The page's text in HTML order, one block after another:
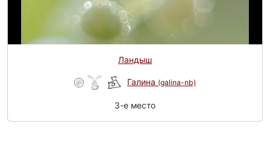
Ландыш
Галина (galina-nb)
3-e место